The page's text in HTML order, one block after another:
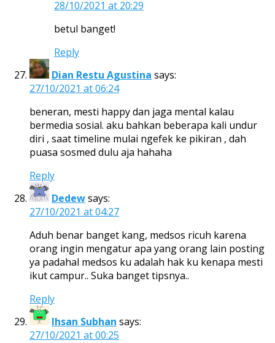
28/10/2021 at 20:29
betul banget!
Reply
Dian Restu Agustina says:
27/10/2021 at 06:24
beneran, mesti happy dan jaga mental kalau
bermedia sosial. aku bahkan beberapa kali undur
diri , saat timeline mulai ngefek ke pikiran , dah
puasa sosmed dulu aja hahaha
Reply
Dedewsays:
27/10/2021 at 04:27
Aduh benar banget kang, medsos ricuh karena
orang ingin mengatur apa yang orang lain posting
ya padahal medsos ku adalah hak ku kenapa mesti
ikut campur.. Suka banget tipsnya..
Reply
Ihsan Subhan says:
27/10/2021 at 00:25